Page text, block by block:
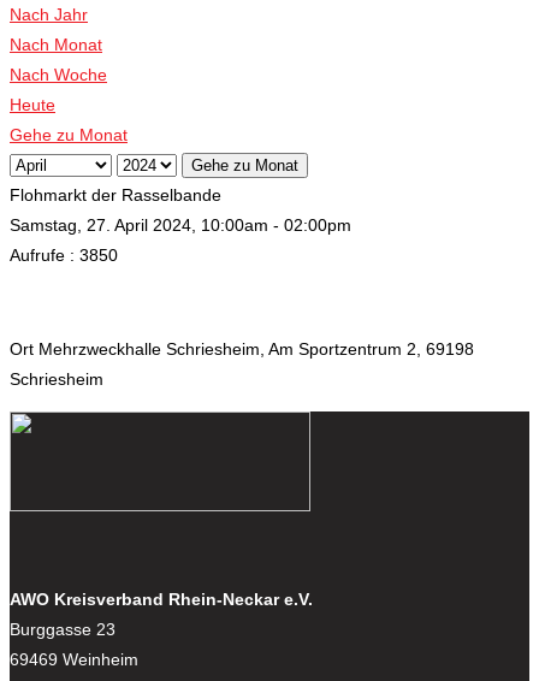
Nach Jahr
Nach Monat
Nach Woche
Heute
Gehe zu Monat
Gehe zu Monat
Flohmarkt der Rasselbande
Samstag, 27. April 2024, 10:00am - 02:00pm
Aufrufe : 3850
Ort Mehrzweckhalle Schriesheim, Am Sportzentrum 2, 69198
Schriesheim
AWO Kreisverband Rhein-Neckar e.V.
Burggasse 23
69469 Weinheim